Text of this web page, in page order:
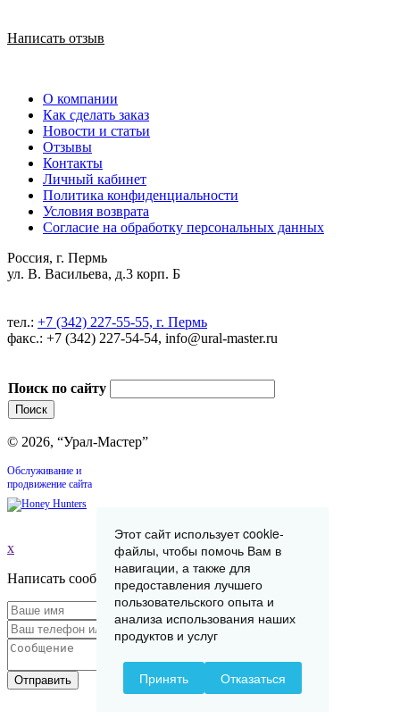
Написать отзыв
О компании
Как сделать заказ
Новости и статьи
Отзывы
Контакты
Личный кабинет
Политика конфиденциальности
Условия возврата
Согласие на обработку персональных данных
Россия, г. Пермь
ул. В. Васильева, д.3 корп. Б
тел.: +7 (342) 227-55-55, г. Пермь
факс.: +7 (342) 227-54-54, info@ural-master.ru
Поиск по сайту
© 2026, “Урал-Мастер”
Обслуживание и
продвижение сайта
x
Написать сообщение
Отправить
Этот сайт использует cookie-
файлы, чтобы помочь Вам в
навигации, а также для
предоставления лучшего
пользовательского опыта и
анализа использования наших
продуктов и услуг
Принять Отказаться